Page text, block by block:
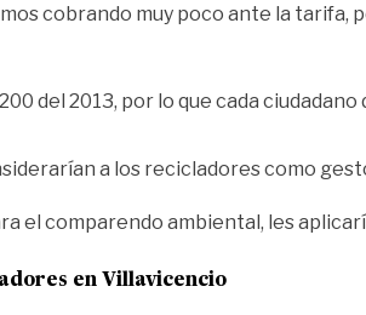
cobrando muy poco ante la tarifa,
del 2013, por lo que cada
a los recicladores como
el comparendo ambiental, les
en Villavicencio